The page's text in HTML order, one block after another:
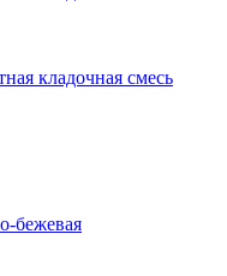
кладочная смесь
бежевая